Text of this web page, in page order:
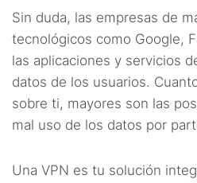
Sin duda, las empresas de
tecnológicos como Google,
las aplicaciones y servicios
datos de los usuarios.
sobre ti, mayores son las
mal uso de los datos por
Una VPN es tu solución